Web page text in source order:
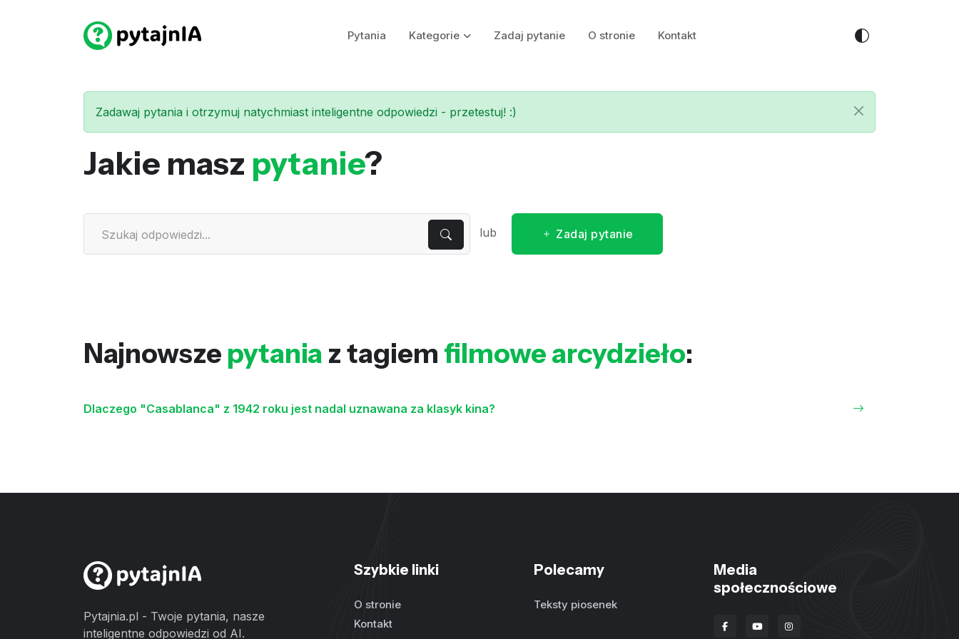
Pytania Kategorie Zadaj pytanie O stronie Kontakt
Zadawaj pytania i otrzymuj natychmiast inteligentne odpowiedzi - przetestuj! :)
Jakie masz pytanie?
lub Zadaj pytanie
Najnowsze pytania z tagiem filmowe arcydzieło:
Dlaczego "Casablanca" z 1942 roku jest nadal uznawana za klasyk kina?
Pytajnia.pl - Twoje pytania, nasze
inteligentne odpowiedzi od AI.
Szybkie linki
O stronie
Kontakt
Polecamy
Teksty piosenek
Media
społecznościowe